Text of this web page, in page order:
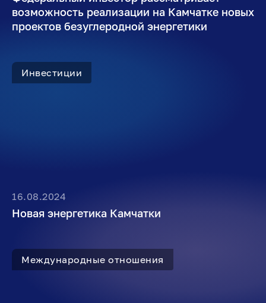
возможность реализации на Камчатке новых
проектов безуглеродной энергетики
Инвестиции
16.08.2024
Новая энергетика Камчатки
Международные отношения